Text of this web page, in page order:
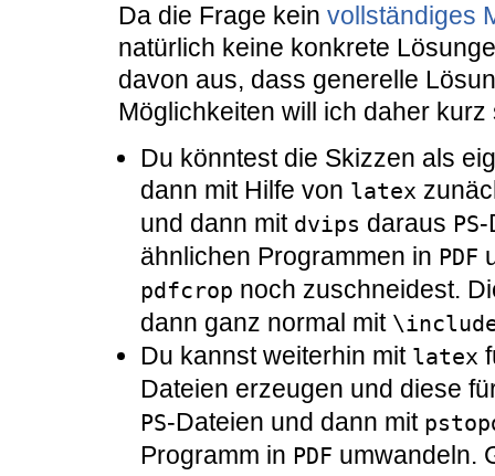
Da die Frage kein vollständiges
natürlich keine konkrete
davon aus, dass generelle
Möglichkeiten will ich daher kurz
Du könntest die Skizzen als
dann mit Hilfe von latex
und dann mit dvips daraus PS-
ähnlichen Programmen in PDF
pdfcrop noch zuschneidest.
dann ganz normal mit
Du kannst weiterhin mit latex
Dateien erzeugen und diese
PS-Dateien und dann mit
Programm in PDF umwandeln.